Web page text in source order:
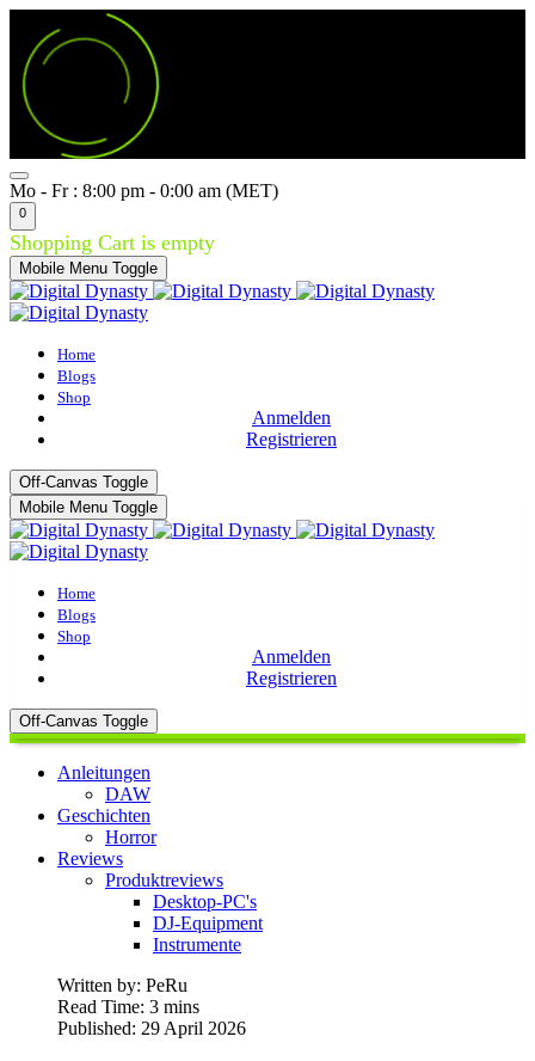
Mo - Fr : 8:00 pm - 0:00 am (MET)
0
Shopping Cart is empty
Mobile Menu Toggle
Home
Blogs
Shop
Anmelden
Registrieren
Off-Canvas Toggle
Mobile Menu Toggle
Home
Blogs
Shop
Anmelden
Registrieren
Off-Canvas Toggle
Anleitungen
DAW
Geschichten
Horror
Reviews
Produktreviews
Desktop-PC's
DJ-Equipment
Instrumente
Written by: PeRu
Read Time: 3 mins
Published: 29 April 2026